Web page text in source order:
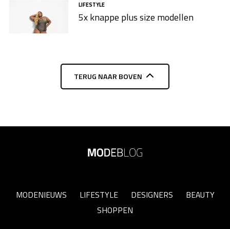
LIFESTYLE
5x knappe plus size modellen​
TERUG NAAR BOVEN
MODENIEUWS LIFESTYLE DESIGNERS
BEAUTY
SHOPPEN